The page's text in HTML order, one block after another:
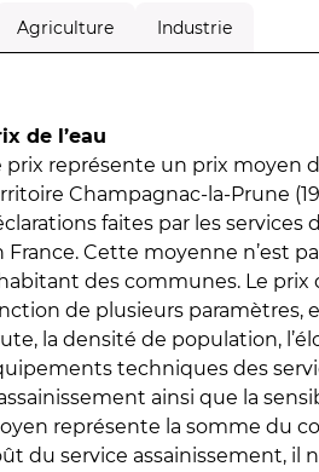
Agriculture Industrie
de l’eau
prix représente un prix moyen
Champagnac-la-Prune
faites par les services
France. Cette moyenne n’est
des communes. Le prix
de plusieurs paramètres,
la densité de population,
techniques des
ainsi que la
représente la somme du
du service assainissement, il